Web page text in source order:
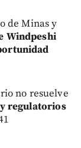
de Minas y
Windpeshi
no resuelve
regulatorios